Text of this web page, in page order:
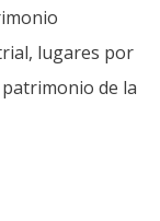
lugares por
de la